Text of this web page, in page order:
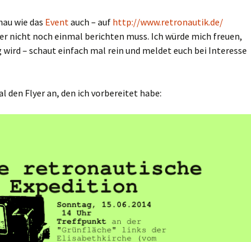
wie das Eventauch – auf http://www.retronautik.de/
nicht noch einmal berichten muss. Ich würde mich freuen,
– schaut einfach mal rein und meldet euch bei Interesse
den Flyer an, den ich vorbereitet habe: